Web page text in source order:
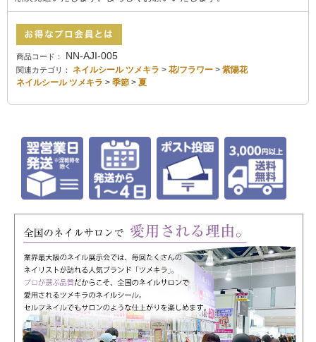
商品コード： NN-AJI-005
関連カテゴリ： ネイルシール ツメキラ > 花/フラワー > 紫陽花
ネイルシール ツメキラ > 季節 > 夏